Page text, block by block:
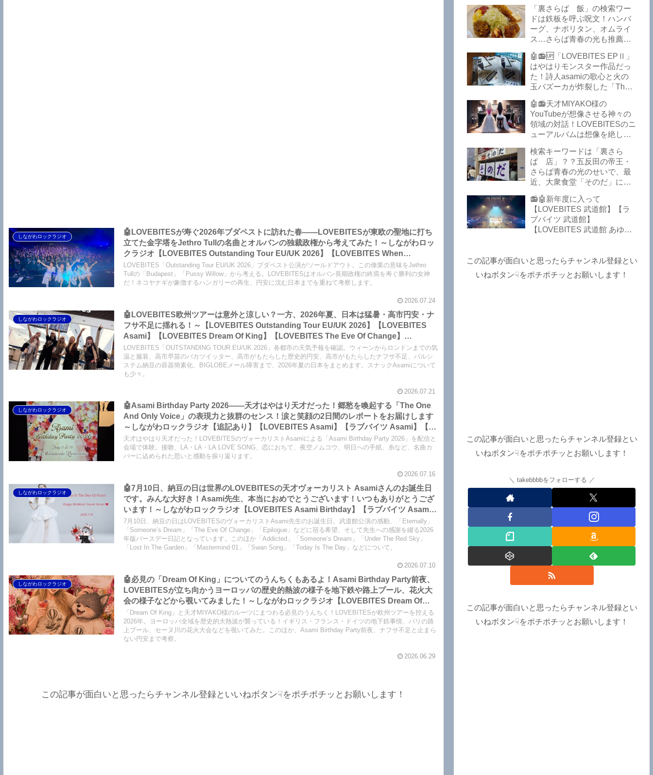
しながわロックラジオ
🤖LOVEBITESが寿ぐ2026年ブダペストに訪れた春――LOVEBITESが東欧の聖地に打ち
立てた金字塔をJethro Tullの名曲とオルバンの独裁政権から考えてみた！～しながわロッ
クラジオ【LOVEBITES Outstanding Tour EU/UK 2026】【LOVEBITES When
Destinies Allign】【LOVEBITES Blazing Halo】【LOVEBITES Liar】【LOVEBITES
One Will Remain】【LOVEBITES Budapest】【Jethro Tull Budapest】【Jethro Tull
Pussy Willow】
LOVEBITES「Outstanding Tour EU/UK 2026」ブダペスト公演がソールドアウト。この偉業の意味をJethro
Tullの「Budapest」「Pussy Willow」から考える。LOVEBITESはオルバン長期政権の終焉を寿ぐ勝利の女神
だ！ネコヤナギが象徴するハンガリーの再生、円安に沈む日本までを重ねて考察します。
2026.07.24
しながわロックラジオ
🤖LOVEBITES欧州ツアーは意外と涼しい？一方、2026年夏、日本は猛暑・高市円安・ナ
フサ不足に揺れる！～【LOVEBITES Outstanding Tour EU/UK 2026】【LOVEBITES
Asami】【LOVEBITES Dream Of King】【LOVEBITES The Eve Of Change】
【LOVEBITES Silence The Void】【LOVEBITES Eternally】【LOVEBITES Lost In The
Garden】【LOVEBITES スナックAsami】
LOVEBITES「OUTSTANDING TOUR EU/UK 2026」各都市の天気予報を確認。ウィーンからロンドンまでの気
温と服装、高市早苗のバカツイッター、高市がもたらした歴史的円安、高市がもたらしたナフサ不足、パルシ
ステム納豆の容器簡素化、BIGLOBEメール障害まで、2026年夏の日本をまとめます。スナックAsamiについて
も少々。
2026.07.21
しながわロックラジオ
🤖Asami Birthday Party 2026――天才はやはり天才だった！郷愁を喚起する「The One
And Only Voice」の表現力と抜群のセンス！涙と笑顔の2日間のレポートをお届けします
～しながわロックラジオ【追記あり】【LOVEBITES Asami】【ラブバイツ Asami】【接
吻 -kiss- ORIGINAL LOVE】【LA・LA・LA LOVE SONG 久保田利伸 with NAOMI
CAMPBELL】【恋におちて -Fall in love- 小林明子】【Hello, Again ～昔からある場所～
My Little Lover】【夜空ノムコウ SMAP】【炎 LiSA】【明日への手紙 手嶌葵】【糸 中島
天才はやはり天才だった！LOVEBITESのヴォーカリストAsamiによる「Asami Birthday Party 2026」を配信と
会場で体験。接吻、LA・LA・LA LOVE SONG、恋におちて、夜空ノムコウ、明日への手紙、糸など、名曲カ
バーに込められた思いと感動を振り返ります。
2026.07.16
しながわロックラジオ
🤖7月10日、納豆の日は世界のLOVEBITESの天才ヴォーカリスト Asamiさんのお誕生日
です。みんな大好き！Asami先生、本当におめでとうございます！いつもありがとうござ
います！～しながわロックラジオ【LOVEBITES Asami Birthday】【ラブバイツ Asami
Birthday】【LOVEBITES Asami Birthday Party】【LOVEBITES 歌詞 和訳】
【LOVEBITES The Eve Of Change】【LOVEBITES Eternally】 【LOVEBITES
Addicted】 【LOVEBITES Someone’s Dream】
7月10日、納豆の日はLOVEBITESのヴォーカリストAsami先生のお誕生日。武道館公演の感動、「Eternally」
「Someone’s Dream」「The Eve Of Change」「Epilogue」などに宿る希望、そして先生への感謝を綴る2026
年版バースデー日記となっています。このほか「Addicted」「Someone’s Dream」「Under The Red Sky」
「Lost In The Garden」「Mastermind 01」「Swan Song」「Today Is The Day」などについて。
2026.07.10
しながわロックラジオ
🤖必見の「Dream Of King」についてのうんちくもあるよ！Asami Birthday Party前夜、
LOVEBITESが立ち向かうヨーロッパの歴史的熱波の様子を地下鉄や路上プール、花火大
会の様子などから覗いてみました！～しながわロックラジオ【LOVEBITES Dream Of
King】【LOVEBITES Soldier Stands Solitarily】【LOVEBITES Asami Birthday
Party】【Black Sabath N.I.B】【松崎しげる 愛のメモリー】
「Dream Of King」と天才MIYAKO様のルーツにまつわる必見のうんちく！LOVEBITESが欧州ツアーを控える
2026年。ヨーロッパ全域を歴史的大熱波が襲っている！イギリス・フランス・ドイツの地下鉄事情、パリの路
上プール、セーヌ川の花火大会などを覗いてみた。このほか、Asami Birthday Party前夜、ナフサ不足と止まら
ない円安まで考察。
2026.06.29
この記事が面白いと思ったらチャンネル登録といいねボタン☟をポチポチッとお願いします！
すごい！」
武道館】【ラブバイツ 武道
館】【LOVEBITES 武道館 セ
トリ】【LOVEBITES リクエ
スト曲】【LOVEBITES
Inspire】【LOVEBITES Under
The Red Sky】【LOVEBITES
Epilogue】【LOVEBITES
Today Is The Day】
【LOVEBITES Dystopia
Symphony】【LOVEBITES
My Orion】【LOVEBITES
Lost In The Garden】
【LOVEBITES The Bell In
Of Control】【LOVEBITES
The Eve Of Change】
「裏さらば 飯」の検索ワー
ドは鉄板を呼ぶ呪文！ハンバ
ーグ、ナポリタン、オムライ
ス…さらば青春の光も推薦！
定のお子様ランチを食ってき
たよ！【さらば青春の光 五反
田 グルメ】
🤖📻🆙「LOVEBITES EPⅡ」
はやはりモンスター作品だっ
た！詩人asamiの歌心と火の
玉バズーカが炸裂した「The
のだぞ！～しながわロックラ
ジオ【追記あり】
🤖📻天才MIYAKO様の
YouTubeが想像させる神々の
領域の対話！LOVEBITESのニ
ューアルバムは想像を絶して
玉てやんでい、D-A-Dの新
曲、ブルース・ディッキンソ
ン情報などです～しながわロ
ックラジオ【追記複数あり】
検索キーワードは「裏さら
ば 店」？？五反田の帝王・
さらば青春の光のせいで、最
近、大衆食堂「そのだ」に入
よ…【さらば青春の光 五反田
グルメ】
📻🤖新年度に入って
【LOVEBITES 武道館】【ラ
ブバイツ 武道館】
【LOVEBITES 武道館 あゆ
2025 セトリ】【LOVEBITES
海外の反応】あたりがトレン
ドキーワードのようです。
この記事が面白いと思ったらチャンネル登録とい
いねボタン☟をポチポチッとお願いします！
この記事が面白いと思ったらチャンネル登録とい
いねボタン☟をポチポチッとお願いします！
takebbbbをフォローする
この記事が面白いと思ったらチャンネル登録とい
いねボタン☟をポチポチッとお願いします！